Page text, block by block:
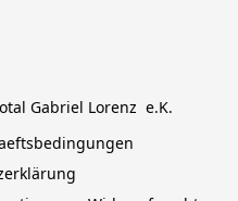
Gabriel Lorenz  e.K.